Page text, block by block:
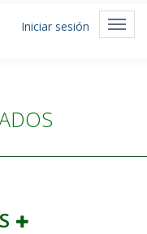
Menú
usuario
Iniciar sesión
de Internacionalización